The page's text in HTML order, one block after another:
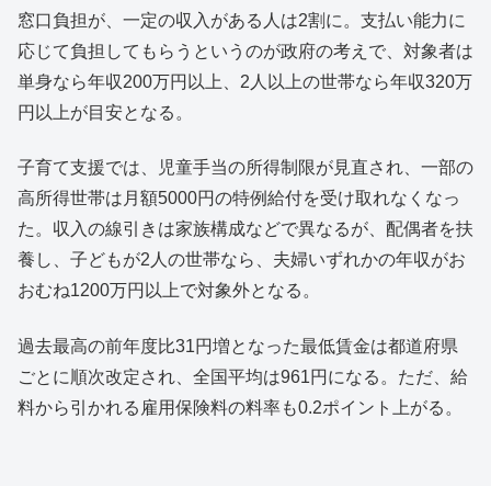
窓口負担が、一定の収入がある人は2割に。支払い能力に
応じて負担してもらうというのが政府の考えで、対象者は
単身なら年収200万円以上、2人以上の世帯なら年収320万
円以上が目安となる。
子育て支援では、児童手当の所得制限が見直され、一部の
高所得世帯は月額5000円の特例給付を受け取れなくなっ
た。収入の線引きは家族構成などで異なるが、配偶者を扶
養し、子どもが2人の世帯なら、夫婦いずれかの年収がお
おむね1200万円以上で対象外となる。
過去最高の前年度比31円増となった最低賃金は都道府県
ごとに順次改定され、全国平均は961円になる。ただ、給
料から引かれる雇用保険料の料率も0.2ポイント上がる。